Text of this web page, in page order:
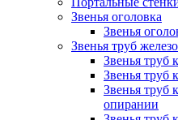
Звенья оголовка
Звенья
Звенья труб
Звенья труб
Звенья труб
Звенья труб
опирании